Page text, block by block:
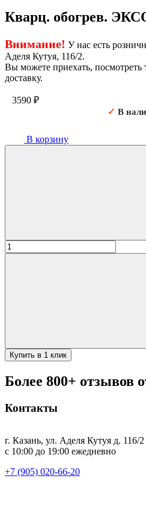
Кварц. обогрев.
Внимание! У нас есть
Аделя Кутуя, 116/2.
Вы можете приехать, посмотреть
доставку.
3590 ₽
✓ В
В корзину
Количество
товара
Купить в 1 клик
Более 800+ отзывов
Контакты
г. Казань, ул. Аделя Кутуя д. 116/2
с 10:00 до 19:00 ежедневно
+7 (905) 020-66-20